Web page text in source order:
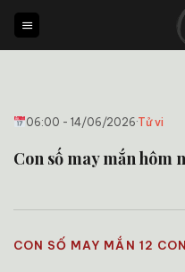
qua
nội
06:00 - 14/06/2026·Tử vi
Con số may mắn hôm
CON SỐ MAY MẮN 12